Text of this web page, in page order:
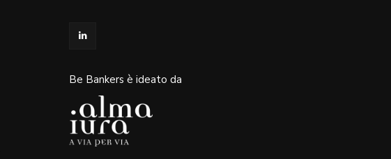
Be Bankers è ideato da